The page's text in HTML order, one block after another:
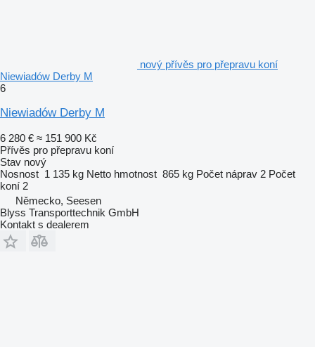
nový přívěs pro přepravu koní
Niewiadów Derby M
6
Niewiadów Derby M
6 280 € ≈ 151 900 Kč
Přívěs pro přepravu koní
Stav nový
Nosnost 1 135 kg Netto hmotnost 865 kg Počet náprav 2 Počet
koní 2
Německo, Seesen
Blyss Transporttechnik GmbH
Kontakt s dealerem